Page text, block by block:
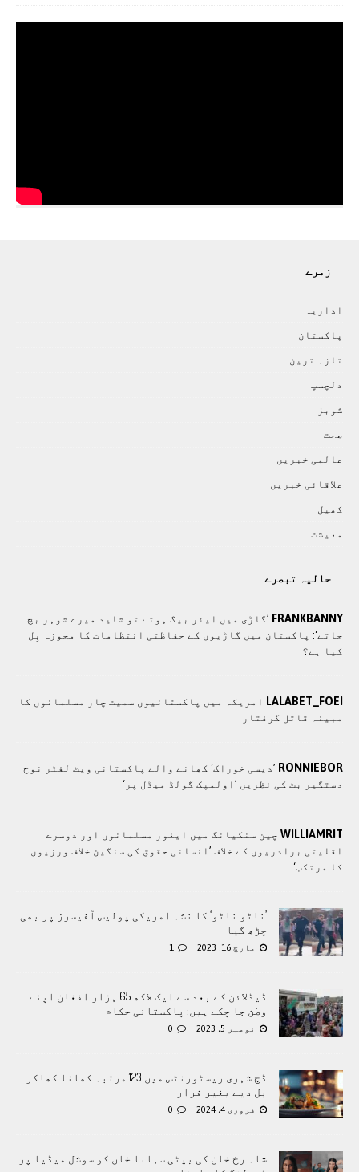
زمرے
اداريہ
پاکستان
تازہ ترين
دلچسپ
شوبز
صحت
عالمی خبريں
علاقائی خبريں
کھيل
معيشت
حالیہ تبصرے
FRANKBANNY ’گاڑی میں ایئر بیگ ہوتے تو شاید میرے شوہر بچ
جاتے‘: پاکستان میں گاڑیوں کے حفاظتی انتظامات کا مجوزہ بِل
کیا ہے؟
LALABET_FOEI امریکہ میں پاکستانیوں سمیت چار مسلمانوں کا
مبینہ قاتل گرفتار
RONNIEBOR ’دیسی خوراک‘ کھانے والے پاکستانی ویٹ لفٹر نوح
دستگیر بٹ کی نظریں ’اولمپک گولڈ میڈل پر‘
WILLIAMRIT چین سنکیانگ میں ایغور مسلمانوں اور دوسرے
اقلیتی برادريوں کے خلاف ’انسانی حقوق کی سنگین خلاف ورزیوں
کا مرتکب‘
’ناٹو ناٹو‘ کا نشہ امریکی پولیس آفیسرز پر بھی
چڑھ گیا
مارچ 16, 2023 1
ڈیڈلائن کے بعد سے ایک لاکھ 65 ہزار افغان اپنے
وطن جا چکے ہیں: پاکستانی حکام
نومبر 5, 2023 0
ڈچ شہری ریسٹورنٹس میں 123 مرتبہ کھانا کھاکر
بل دیے بغیر فرار
فروری 4, 2024 0
شاہ رخ خان کی بیٹی سہانا خان کو سوشل میڈیا پر